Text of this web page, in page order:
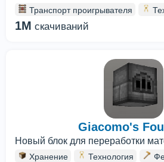
Транспорт проигрывателя
1M скачиваний
Giacomo's
Новый блок для переработки
Хранение Технология